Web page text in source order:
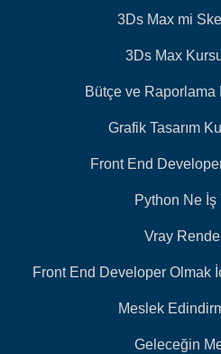
3Ds Max mi
3Ds Max
Bütçe ve Raporlama
Grafik Tasarım
Front End
Python Ne İş
Vray
Front End Developer Olmak
Meslek
Geleceğin